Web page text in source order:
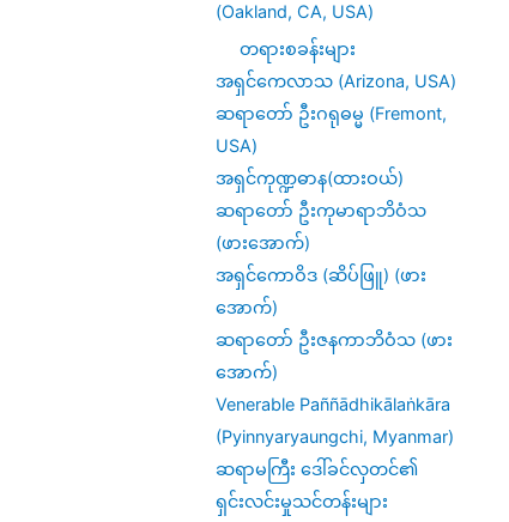
(Oakland, CA, USA)
တရားစခန်းများ
အရှင်ကေလာသ (Arizona, USA)
ဆရာတော် ဦးဂရုဓမ္မ (Fremont,
USA)
အရှင်ကုဏ္ဍဓာန(ထားဝယ်)
ဆရာတော် ဦးကုမာရာဘိဝံသ
(ဖားအောက်)
အရှင်ကောဝိဒ (ဆိပ်ဖြူ) (ဖား
အောက်)
ဆရာတော် ဦးဇနကာဘိဝံသ (ဖား
အောက်)
Venerable Paññādhikālaṅkāra
(Pyinnyaryaungchi, Myanmar)
ဆရာမကြီး ဒေါ်ခင်လှတင်၏
ရှင်းလင်းမှုသင်တန်းများ